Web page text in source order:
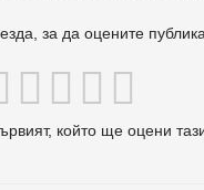
за да оцените
който ще оцени